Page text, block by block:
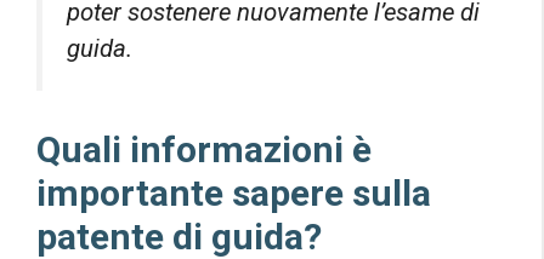
poter sostenere nuovamente l’esame di
guida.
Quali informazioni è
importante sapere sulla
patente di guida?